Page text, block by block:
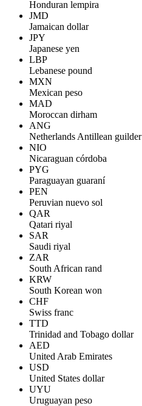
Honduran lempira
JMD
Jamaican dollar
JPY
Japanese yen
LBP
Lebanese pound
MXN
Mexican peso
MAD
Moroccan dirham
ANG
Netherlands Antillean guilder
NIO
Nicaraguan córdoba
PYG
Paraguayan guaraní
PEN
Peruvian nuevo sol
QAR
Qatari riyal
SAR
Saudi riyal
ZAR
South African rand
KRW
South Korean won
CHF
Swiss franc
TTD
Trinidad and Tobago dollar
AED
United Arab Emirates
USD
United States dollar
UYU
Uruguayan peso